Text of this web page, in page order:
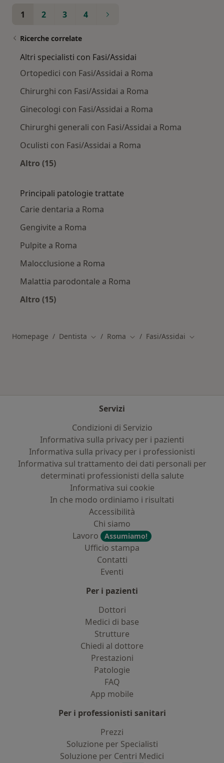
1 2 3 4
Ricerche correlate
Altri specialisti con Fasi/Assidai
Ortopedici con Fasi/Assidai a Roma
Chirurghi con Fasi/Assidai a Roma
Ginecologi con Fasi/Assidai a Roma
Chirurghi generali con Fasi/Assidai a Roma
Oculisti con Fasi/Assidai a Roma
Altro (15)
Principali patologie trattate
Carie dentaria a Roma
Gengivite a Roma
Pulpite a Roma
Malocclusione a Roma
Malattia parodontale a Roma
Altro (15)
Homepage Dentista Cambia città
Roma Cambia città
Fasi/Assidai Cambia
Servizi
Condizioni di Servizio
Informativa sulla privacy per i pazienti
Informativa sulla privacy per i professionisti
Informativa sul trattamento dei dati personali per
determinati professionisti della salute
Informativa sui cookie
In che modo ordiniamo i risultati
Accessibilità
Chi siamo
Lavoro
Assumiamo!
Ufficio stampa
Contatti
Eventi
Per i pazienti
Dottori
Medici di base
Strutture
Chiedi al dottore
Prestazioni
Patologie
FAQ
App mobile
Per i professionisti sanitari
Prezzi
Soluzione per Specialisti
Soluzione per Centri Medici